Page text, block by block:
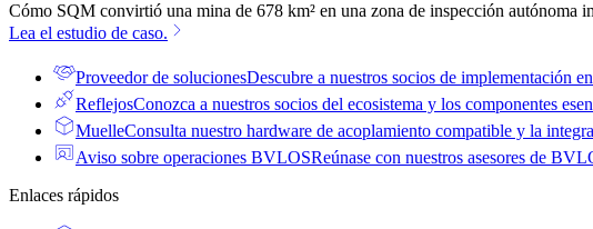
Cómo SQM convirtió una mina de 678 km² en una zona de inspección autónoma
Lea el estudio de caso.
Proveedor de solucionesDescubre a nuestros socios de implementación
ReflejosConozca a nuestros socios del ecosistema y los componentes
MuelleConsulta nuestro hardware de acoplamiento compatible y la
Aviso sobre operaciones BVLOSReúnase con nuestros asesores de
Enlaces rápidos